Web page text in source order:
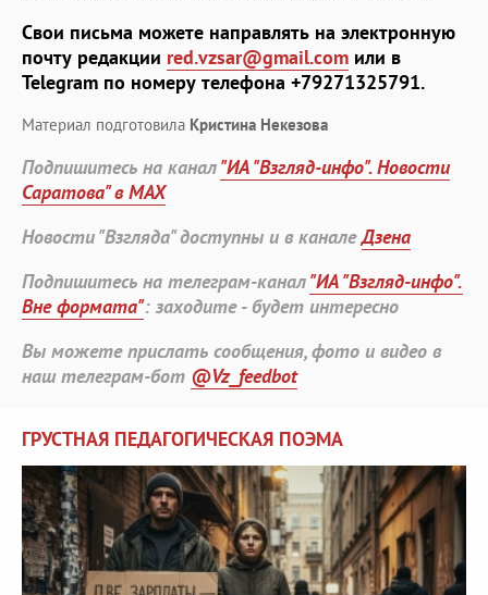
Свои письма можете направлять на электронную
почту редакции red.vzsar@gmail.com или в
Telegram по номеру телефона +79271325791.
Материал подготовила Кристина Некезова
Подпишитесь на канал"ИА "Взгляд-инфо". Новости
Саратова" в MAX
Новости "Взгляда" доступны и в каналеДзена
Подпишитесь на телеграм-канал"ИА "Взгляд-инфо".
Вне формата": заходите - будет интересно
Вы можете прислать сообщения, фото и видео в
наш телеграм-бот @Vz_feedbot
ГРУСТНАЯ ПЕДАГОГИЧЕСКАЯ ПОЭМА